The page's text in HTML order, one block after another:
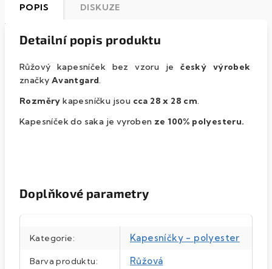
POPIS DISKUZE
Detailní popis produktu
Růžový kapesníček bez vzoru ječeský výrobek
značky Avantgard.
Rozměry kapesníčku jsou cca 28 x 28 cm.
Kapesníček do saka je vyroben ze 100% polyesteru.
Doplňkové parametry
Kategorie: Kapesníčky - polyester
Barva produktu: Růžová